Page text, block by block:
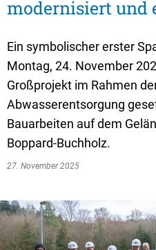
Wahlergebnisse
Wiederkehrende
Gewerbe-
Grundsteuerreform
Satzungen und
modernisiert und
Ein symbolischer erster
Montag, 24. November
Großprojekt im Rahmen
Abwasserentsorgung
Bauarbeiten auf dem
Boppard-Buchholz.
27. November 2025